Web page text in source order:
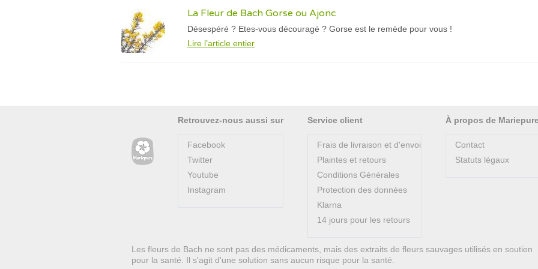
La Fleur de Bach Gorse ou Ajonc
Désespéré ? Etes-vous découragé ? Gorse est le remède pour vous !
Lire l’article entier
Retrouvez-nous aussi sur
Facebook
Twitter
Youtube
Instagram
Service client
Frais de livraison et d'envoi
Plaintes et retours
Conditions Générales
Protection des données
Klarna
14 jours pour les retours
À propos de
Contact
Statuts légaux
Les fleurs de Bach ne sont pas des médicaments, mais des extraits de fleurs sauvages utilisés en soutien
pour la santé. Il s'agit d'une solution sans aucun risque pour la santé.